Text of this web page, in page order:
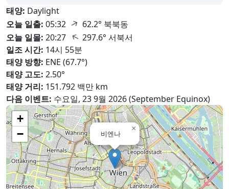
태양: Daylight
오늘 일출: 05:32 ↑ 62.2° 북북동
오늘 일몰: 20:27 ↑297.6° 서북서
일조 시간: 14시 55분
태양 방향: ENE (67.7°)
태양 고도: 2.50°
태양 거리: 151.792 백만 km
다음 이벤트: 수요일, 23 9월 2026 (September Equinox)
비엔나
×
+
−